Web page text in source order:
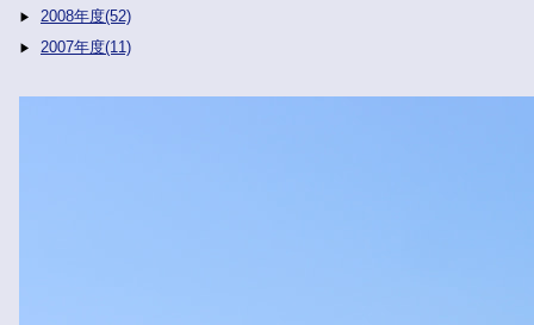
2008年度(52)
2007年度(11)